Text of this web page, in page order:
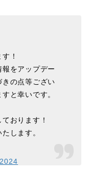
！
をアップデー
きの点等ござい
と幸いです。
おります！
します。